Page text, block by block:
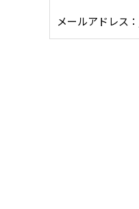
メールアドレス：